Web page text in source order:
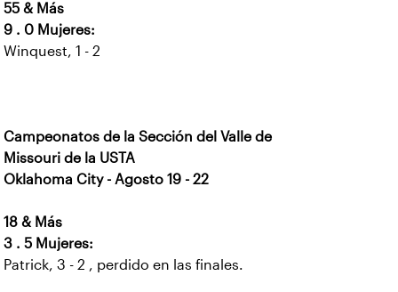
55 & Más
9 . 0 Mujeres:
Winquest, 1 - 2
Campeonatos de la Sección del Valle de
Missouri de la USTA
Oklahoma City - Agosto 19 - 22
18 & Más
3 . 5 Mujeres:
Patrick, 3 - 2 , perdido en las finales.